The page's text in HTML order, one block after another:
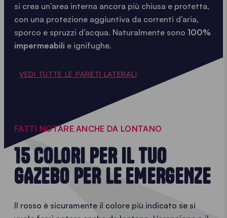
si crea un’area interna ancora più chiusa e protetta,
con una protezione aggiuntiva da correnti d’aria,
sporco e spruzzi d’acqua. Naturalmente sono 100%
impermeabili e ignifughe.
VEDI TUTTE LE PARETI LATERALI
FATTI NOTARE ANCHE DA LONTANO
15 COLORI PER IL TUO
GAZEBO PER LE EMERGENZE
Il rosso è sicuramente il colore più indicato se si